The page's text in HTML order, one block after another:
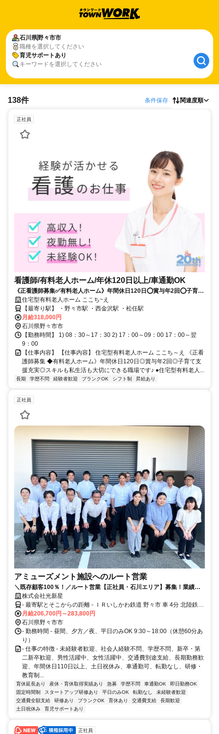
石川県野々市市
職種を選択してください
育児サポートあり
キーワードを選択してください
138件 条件保存 関連度順
正社員
看護師/有料老人ホーム/年休120日以上/車通勤OK
《正看護師募集✅️有料老人ホーム》年間休日120日⭕賞与年2回⭕子育て
支援充実⭕スキルも私生活も大切にできる職場です✨
住宅型有料老人ホーム ここち~え
【最寄り駅】 ・野々市駅 ・西金沢駅 ・松任駅
月給318,000円
石川県野々市市
【勤務時間】 1) 08：30～17：30 2) 17：00～09：00 17：00～翌
9：00
【仕事内容】 【仕事内容】 住宅型有料老人ホーム ここち～え 《正看
護師募集 ◆有料老人ホーム》年間休日120日◎賞与年2回◎子育て支
援充実◎スキルも私生活も大切にできる職場です♪ ●住宅型有料老人...
長期 学歴不問 経験者歓迎 ブランクOK シフト制 昇給あり
正社員
アミューズメント施設へのルート営業
＼既存顧客100％！／ルート営業【正社員・石川エリア】募集！業績安
定好調！今後のさらなる発展とより強固な基盤づくりのために、営業社
員の増員が決定しました。未経験・異業種からの転職者が多数活躍中！
あなたの固定概念にとらわれない自由な発想・感性をお待ちしていま
す。
株式会社光新星
- 最寄駅とそこからの距離 - ＩＲいしかわ鉄道 野々市 車 4分 北陸鉄道
石川線 野々市 車 7分 北陸鉄道石川線 野々市工大前 車 8分 状況により
直行直帰もOK
月給206,700円～283,800円
石川県野々市市
- 勤務時間 - 昼間、夕方／夜、平日のみOK 9:30～18:00（休憩60分あ
り）
- 仕事の特徴 - 未経験者歓迎、社会人経験不問、学歴不問、新卒・第
二新卒歓迎、男性活躍中、女性活躍中、交通費別途支給、長期勤務歓
迎、年間休日110日以上、土日祝休み、車通勤可、転勤なし、研修・
教育制...
育休延長あり 産休・育休取得実績あり 急募 学歴不問 車通勤OK
即日勤務OK
固定時間制
スタートアップ研修あり 平日のみOK 転勤なし
未経験者歓迎
交通費全額支給
研修あり ブランクOK 育休あり 交通費支給
長期歓迎
土日祝休み
育児サポートあり
正社員